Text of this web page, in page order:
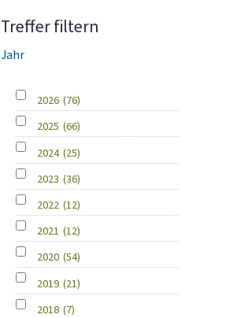
Treffer filtern
Jahr
2026 (76)
2025 (66)
2024 (25)
2023 (36)
2022 (12)
2021 (12)
2020 (54)
2019 (21)
2018 (7)